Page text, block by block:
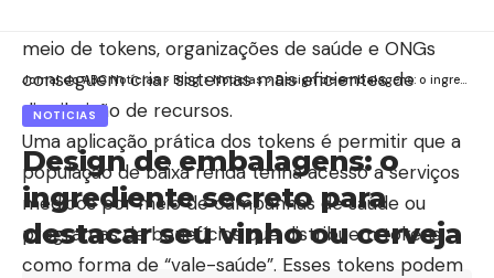
meio de tokens, organizações de saúde e ONGs
conseguem criar sistemas mais eficientes de
distribuição de recursos.
Uma aplicação prática dos tokens é permitir que a
população de baixa renda tenha acesso a serviços
médicos por meio de campanhas de saúde ou
programas de benefícios que distribuem tokens
como forma de “vale-saúde”. Esses tokens podem
Jornal do ABC Notícias> Blog>Noticias>Design de embalagens: o ingrediente secreto para destacar seu vinho ou cerveja
NOTICIAS
Design de embalagens: o
ingrediente secreto para
destacar seu vinho ou cerveja